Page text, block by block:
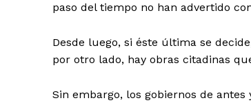
paso del tiempo no han advertido
Desde luego, si éste última se
por otro lado, hay obras citadinas
Sin embargo, los gobiernos de